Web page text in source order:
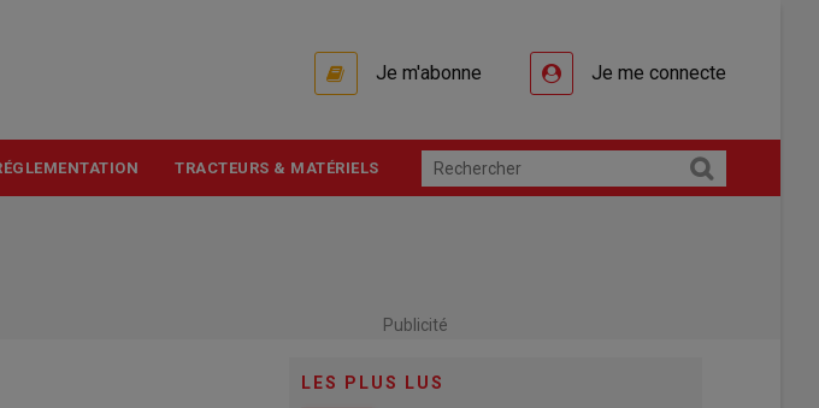
Je m'abonne Je me connecte
TRACTEURS & MATÉRIELS
Publicité
LES PLUS LUS